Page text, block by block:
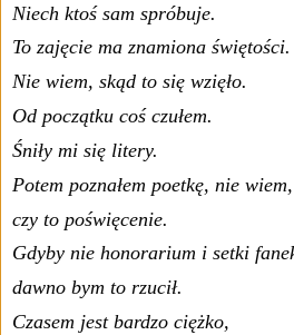
Niech ktoś sam spróbuje.
To zajęcie ma znamiona świętości.
Nie wiem, skąd to się wzięło.
Od początku coś czułem.
Śniły mi się litery.
Potem poznałem poetkę, nie wiem,
czy to poświęcenie.
Gdyby nie honorarium i setki
dawno bym to rzucił.
Czasem jest bardzo ciężko,